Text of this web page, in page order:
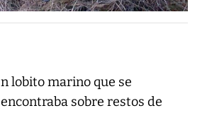
n lobito marino que se
encontraba sobre restos de